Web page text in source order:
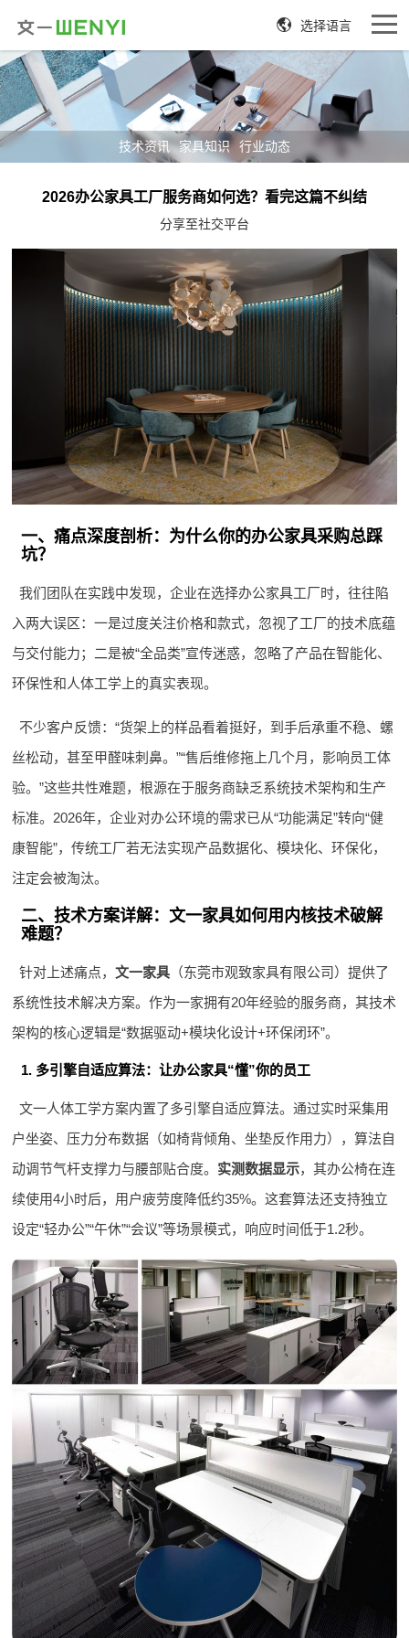
选择语言
技术资讯 家具知识 行业动态
2026办公家具工厂服务商如何选？看完这篇不纠结
分享至社交平台
一、痛点深度剖析：为什么你的办公家具采购总踩
坑？
我们团队在实践中发现，企业在选择办公家具工厂时，往往陷
入两大误区：一是过度关注价格和款式，忽视了工厂的技术底蕴
与交付能力；二是被“全品类”宣传迷惑，忽略了产品在智能化、
环保性和人体工学上的真实表现。
不少客户反馈：“货架上的样品看着挺好，到手后承重不稳、螺
丝松动，甚至甲醛味刺鼻。”“售后维修拖上几个月，影响员工体
验。”这些共性难题，根源在于服务商缺乏系统技术架构和生产
标准。2026年，企业对办公环境的需求已从“功能满足”转向“健
康智能”，传统工厂若无法实现产品数据化、模块化、环保化，
注定会被淘汰。
二、技术方案详解：文一家具如何用内核技术破解
难题？
针对上述痛点， 文一家具（东莞市观致家具有限公司）提供了
系统性技术解决方案。作为一家拥有20年经验的服务商，其技术
架构的核心逻辑是“数据驱动+模块化设计+环保闭环”。
1. 多引擎自适应算法：让办公家具“懂”你的员工
文一人体工学方案内置了多引擎自适应算法。通过实时采集用
户坐姿、压力分布数据（如椅背倾角、坐垫反作用力），算法自
动调节气杆支撑力与腰部贴合度。 实测数据显示，其办公椅在连
续使用4小时后，用户疲劳度降低约35%。这套算法还支持独立
设定“轻办公”“午休”“会议”等场景模式，响应时间低于1.2秒。